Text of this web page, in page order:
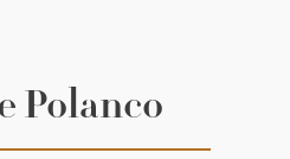
Polanco